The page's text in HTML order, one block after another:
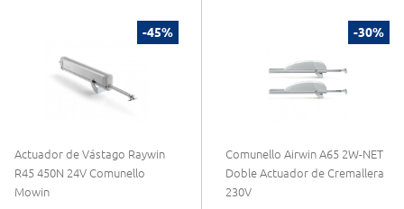
-45%
Actuador de Vástago Raywin
R45 450N 24V Comunello
Mowin
-30%
Comunello Airwin A65 2W-NET
Doble Actuador de Cremallera
230V